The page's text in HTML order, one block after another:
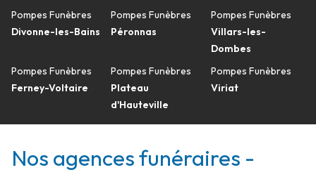
Pompes Funèbres
Divonne-les-Bains
Pompes Funèbres
Ferney-Voltaire
Pompes Funèbres
Péronnas
Pompes Funèbres
Plateau
d'Hauteville
Pompes Funèbres
Villars-les-
Dombes
Pompes Funèbres
Viriat
Nos agences funéraires -